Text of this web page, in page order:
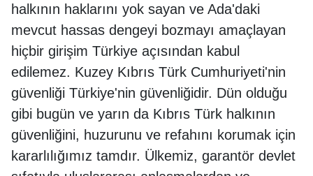
halkının haklarını yok sayan ve Ada'daki
mevcut hassas dengeyi bozmayı amaçlayan
hiçbir girişim Türkiye açısından kabul
edilemez. Kuzey Kıbrıs Türk Cumhuriyeti'nin
güvenliği Türkiye'nin güvenliğidir. Dün olduğu
gibi bugün ve yarın da Kıbrıs Türk halkının
güvenliğini, huzurunu ve refahını korumak için
kararlılığımız tamdır. Ülkemiz, garantör devlet